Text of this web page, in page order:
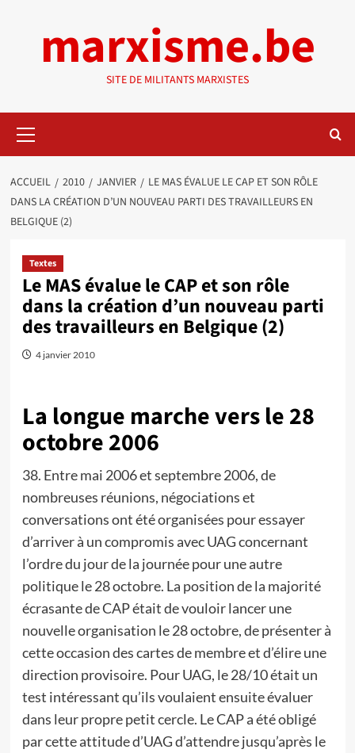
marxisme.be
SITE DE MILITANTS MARXISTES
principal
ACCUEIL 2010 JANVIER
LE MAS ÉVALUE LE CAP ET SON RÔLE
DANS LA CRÉATION D’UN NOUVEAU PARTI DES TRAVAILLEURS EN
BELGIQUE (2)
Textes
Le MAS évalue le CAP et son rôle
dans la création d’un nouveau parti
des travailleurs en Belgique (2)
4 janvier 2010
La longue marche vers le 28
octobre 2006
38. Entre mai 2006 et septembre 2006, de
nombreuses réunions, négociations et
conversations ont été organisées pour essayer
d’arriver à un compromis avec UAG concernant
l’ordre du jour de la journée pour une autre
politique le 28 octobre. La position de la majorité
écrasante de CAP était de vouloir lancer une
nouvelle organisation le 28 octobre, de présenter à
cette occasion des cartes de membre et d’élire une
direction provisoire. Pour UAG, le 28/10 était un
test intéressant qu’ils voulaient ensuite évaluer
dans leur propre petit cercle. Le CAP a été obligé
par cette attitude d’UAG d’attendre jusqu’après le